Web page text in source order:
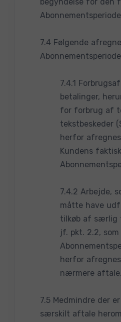
7.4 Følgende
7.4.1
betalinger,
for forbrug af
tekstbeskeder
herfor
Kundens
7.4.2 Arbejde,
måtte have
tilkøb af særlig
jf. pkt. 2.2,
herfor
nærmere aftale.
7.5 Medmindre der
særskilt aftale